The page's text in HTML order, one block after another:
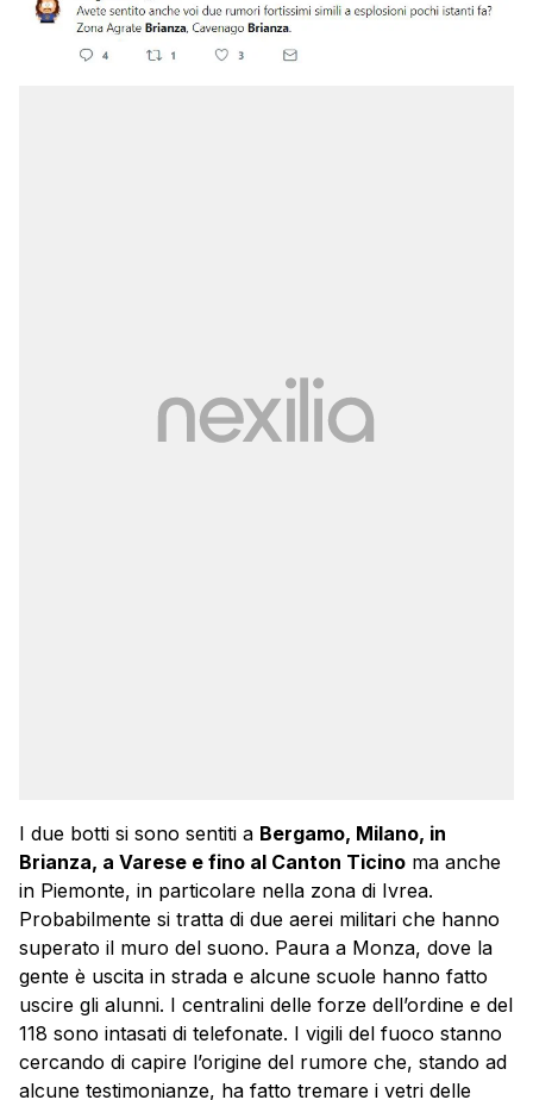
I due botti si sono sentiti a Bergamo, Milano, in
Brianza, a Varese e fino al Canton Ticino ma anche
in Piemonte, in particolare nella zona di Ivrea.
Probabilmente si tratta di due aerei militari che hanno
superato il muro del suono. Paura a Monza, dove la
gente è uscita in strada e alcune scuole hanno fatto
uscire gli alunni. I centralini delle forze dell’ordine e del
118 sono intasati di telefonate. I vigili del fuoco stanno
cercando di capire l’origine del rumore che, stando ad
alcune testimonianze, ha fatto tremare i vetri delle